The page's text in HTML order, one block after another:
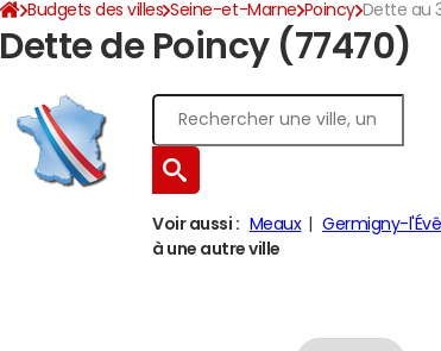
Budgets des villes Seine-et-Marne Poincy Dette au
Dette de Poincy (77470)
Voir aussi : Meaux Germigny-
à une autre ville